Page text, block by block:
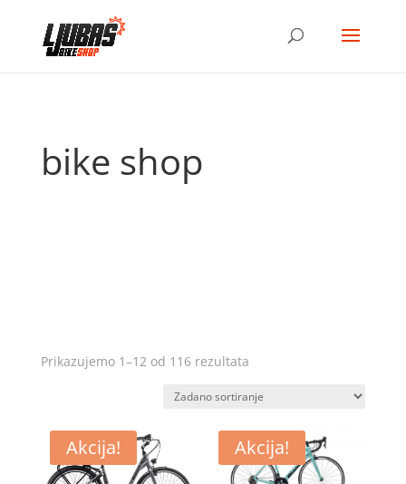
bike shop
Prikazujemo 1–12 od 116 rezultata
Akcija! Akcija!